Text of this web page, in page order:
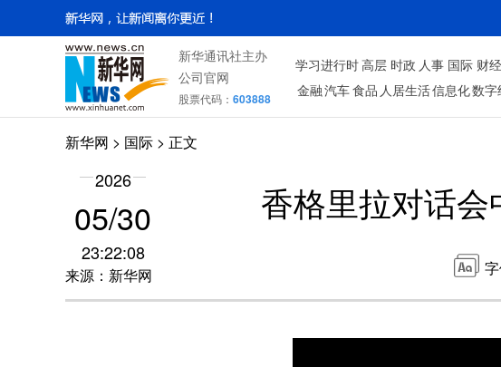
新华通讯社主办
公司官网
股票代码： 603888
学习进行时 高层 时政 人事 国际 财经
金融 汽车 食品 人居生活信息化数字
新华网 > 国际 > 正文
2026
05/30
23:22:08
来源：新华网
香格里拉对话
字